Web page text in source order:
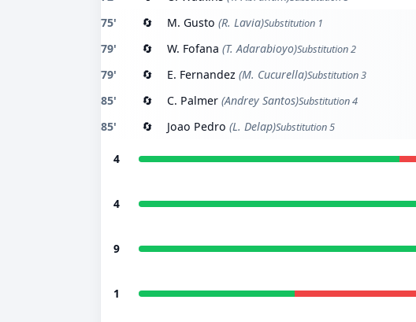
75' 🔄 M. Gusto (R. Lavia)Substitution 1
79' 🔄 W. Fofana (T. Adarabioyo)Substitution 2
79' 🔄 E. Fernandez (M. Cucurella)Substitution 3
85' 🔄 C. Palmer (Andrey Santos)Substitution 4
85' 🔄 Joao Pedro (L. Delap)Substitution 5
4
4
9
1